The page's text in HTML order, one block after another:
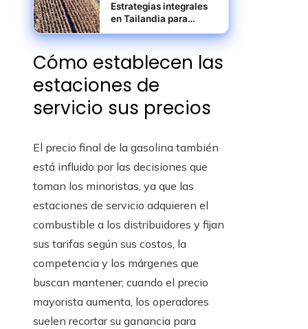
Estrategias integrales
en Tailandia para
elevar la productividad
agrícola y reducir
riesgos rurales
Cómo establecen las
estaciones de
servicio sus precios
El precio final de la gasolina también
está influido por las decisiones que
toman los minoristas, ya que las
estaciones de servicio adquieren el
combustible a los distribuidores y fijan
sus tarifas según sus costos, la
competencia y los márgenes que
buscan mantener; cuando el precio
mayorista aumenta, los operadores
suelen recortar su ganancia para